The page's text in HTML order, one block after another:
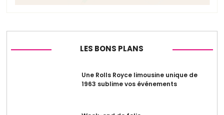
LES BONS PLANS
Une Rolls Royce limousine unique de
1963 sublime vos événements